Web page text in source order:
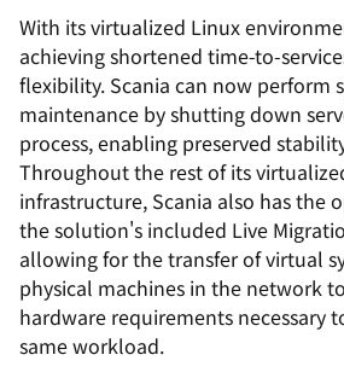
With its virtualized Linux
achieving shortened time-to-
flexibility. Scania can now perform
maintenance by shutting down
process, enabling preserved
Throughout the rest of its
infrastructure, Scania also has the
the solution's included Live
allowing for the transfer of virtual
physical machines in the network
hardware requirements necessary
same workload.